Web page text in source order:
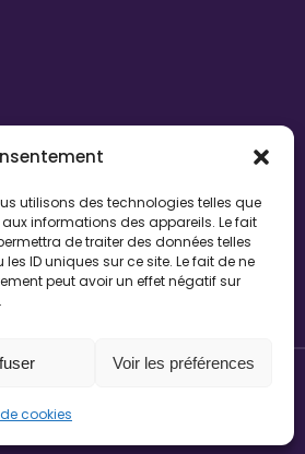
utilisons des technologies telles que
informations des appareils. Le fait
de traiter des données telles
ID uniques sur ce site. Le fait de ne
peut avoir un effet négatif sur
Voir les préférences
cookies